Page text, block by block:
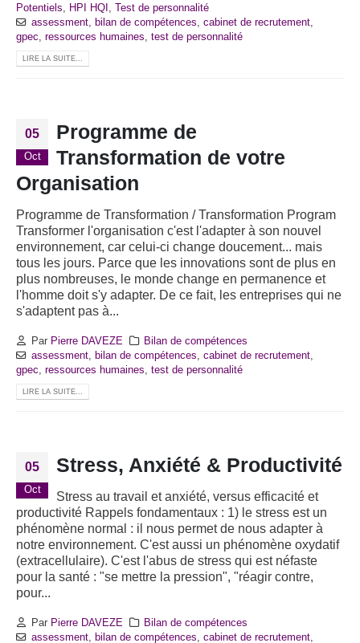
Potentiels
HPI HQI
Test de personnalité
assessment, bilan de compétences cabinet de recrutement,
gpec
ressources humaines test de personnalité
LIRE LA SUITE...
05
Oct
Programme de
Transformation de votre
Organisation
Programme de Transformation / Transformation Program
Transformer l'organisation c'est l'adapter à son nouvel
environnement, car celui-ci change doucement... mais
tous les jours. Parce que les innovations sont de plus en
plus nombreuses, le monde change en permanence et
l'homme doit s'y adapter. De ce fait, les entreprises qui ne
s'adaptent pas à...
Par Pierre DAVEZE
Bilan de compétences
assessment, bilan de compétences, cabinet de recrutement,
gpec, ressources humaines, test de personnalité
LIRE LA SUITE...
05
Oct
Stress, Anxiété & Productivité
Stress au travail et anxiété, versus efficacité et
productivité Rappels fondamentaux : 1) le stress est un
phénomène normal : il nous permet de nous adapter à
notre environnement. C'est aussi un phénomène oxydatif
(extracellulaire). C'est l'abus de stress qui est néfaste
pour la santé : "se mettre la pression", "réagir contre,
pour...
Par Pierre DAVEZE
Bilan de compétences
assessment, bilan de compétences, cabinet de recrutement,